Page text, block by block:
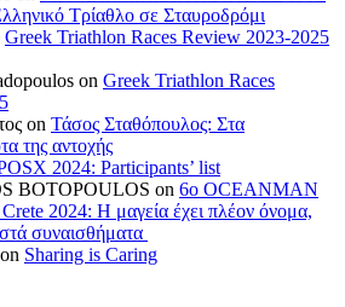
Τρίαθλο σε Σταυροδρόμι
Greek Triathlon Races Review 2023-2025
on Greek Triathlon Races
on Τάσος Σταθόπουλος: Στα
της αντοχής
2024: Participants’ list
BOTOPOULOS on 6ο OCEANMAN
2024: Η μαγεία έχει πλέον όνομα,
συναισθήματα
on Sharing is Caring